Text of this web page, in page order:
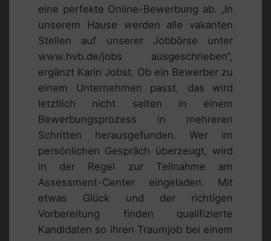
eine perfekte Online-Bewerbung ab. „In
unserem Hause werden alle vakanten
Stellen auf unserer Jobbörse unter
www.hvb.de/jobs ausgeschrieben“,
ergänzt Karin Jobst. Ob ein Bewerber zu
einem Unternehmen passt, das wird
letztlich nicht selten in einem
Bewerbungsprozess in mehreren
Schritten herausgefunden. Wer im
persönlichen Gespräch überzeugt, wird
in der Regel zur Teilnahme am
Assessment-Center eingeladen. Mit
etwas Glück und der richtigen
Vorbereitung finden qualifizierte
Kandidaten so ihren Traumjob bei einem